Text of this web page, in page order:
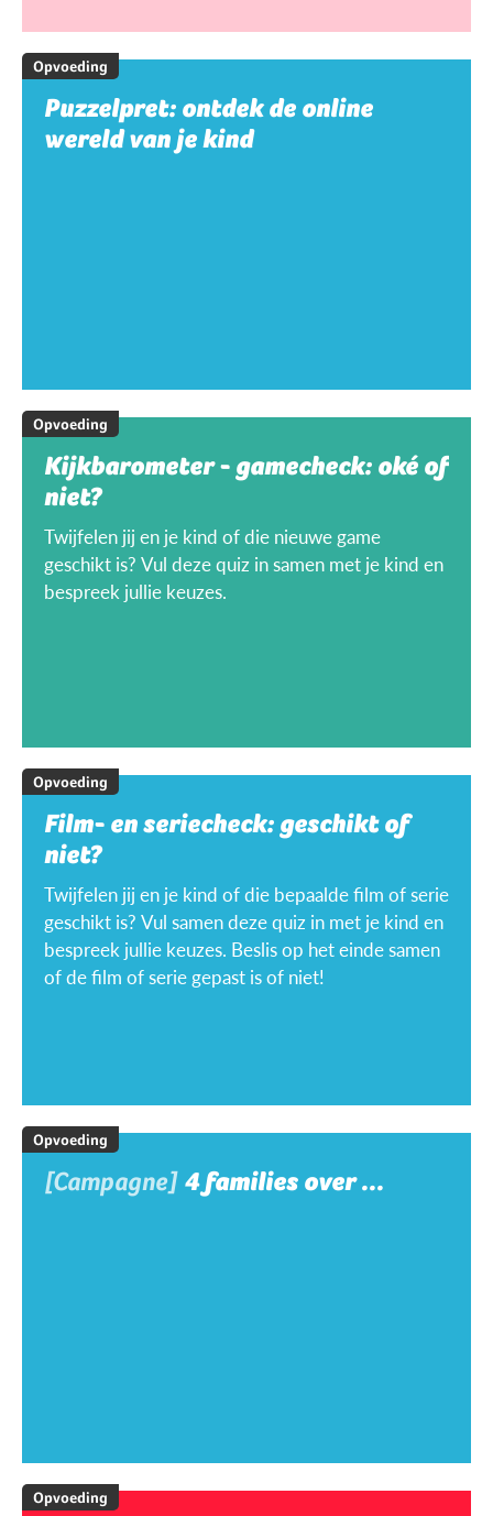
Opvoeding
Puzzelpret: ontdek de online
wereld van je kind
Opvoeding
Kijkbarometer - gamecheck: oké of
niet?
Twijfelen jij en je kind of die nieuwe game
geschikt is? Vul deze quiz in samen met je kind en
bespreek jullie keuzes.
Opvoeding
Film- en seriecheck: geschikt of
niet?
Twijfelen jij en je kind of die bepaalde film of serie
geschikt is? Vul samen deze quiz in met je kind en
bespreek jullie keuzes. Beslis op het einde samen
of de film of serie gepast is of niet!
Opvoeding
[Campagne] 4 families over ...
Opvoeding